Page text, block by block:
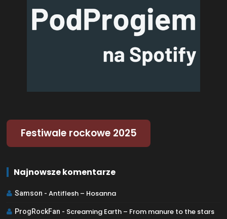
Festiwale rockowe 2025
Najnowsze komentarze
Samson - Antiflesh – Hosanna
ProgRockFan - Screaming Earth – From manure to the stars